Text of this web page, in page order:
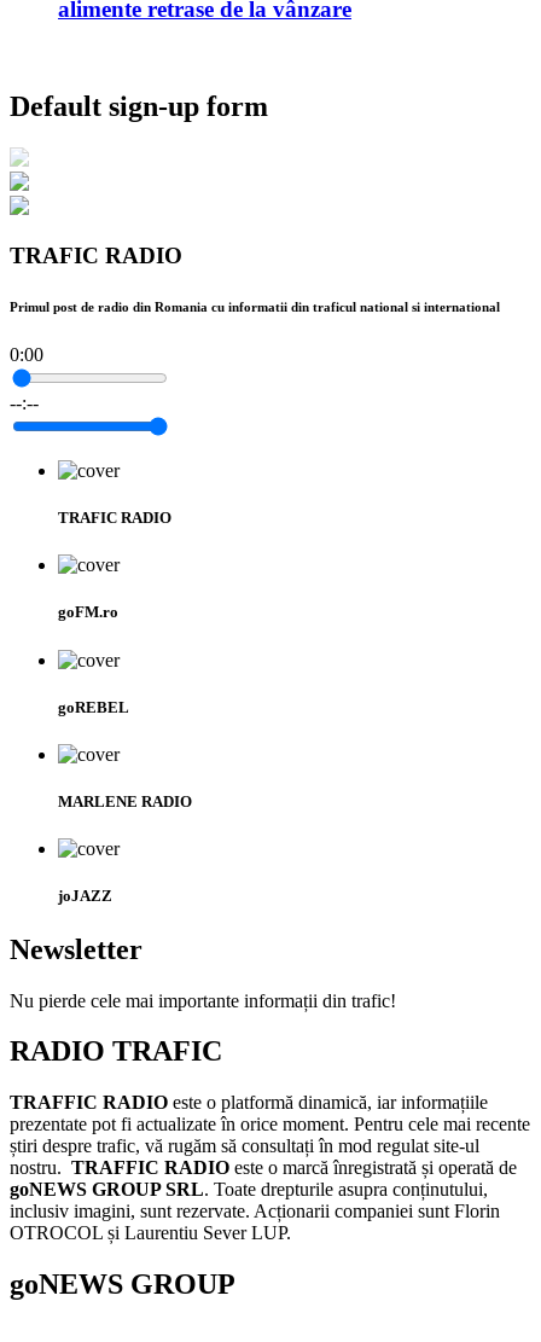
alimente retrase de la vânzare
Default sign-up form
TRAFIC RADIO
Primul post de radio din Romania cu informatii din traficul national si international
0:00
--:--
TRAFIC RADIO
goFM.ro
goREBEL
MARLENE RADIO
joJAZZ
Newsletter
Nu pierde cele mai importante informații din trafic!
RADIO TRAFIC
TRAFFIC RADIO este o platformă dinamică, iar informațiile
prezentate pot fi actualizate în orice moment. Pentru cele mai recente
știri despre trafic, vă rugăm să consultați în mod regulat site-ul
nostru. TRAFFIC RADIO este o marcă înregistrată și operată de
goNEWS GROUP SRL. Toate drepturile asupra conținutului,
inclusiv imagini, sunt rezervate. Acționarii companiei sunt Florin
OTROCOL și Laurentiu Sever LUP.
goNEWS GROUP